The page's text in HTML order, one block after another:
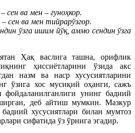
сен ва мен – гуноҳкор.
сен ва мен тийрарўзгор.
ўзга ишим йўқ, аммо сендин ўзга
Ҳақ васлига ташна, орифлик
ҳиссиётларини ўзида акс
назм ва наср хусусиятларини
ўзига хос мусиқий оҳанги, сажъ
фойдаланилганлиги унинг бадиий
деб айтиш мумкин. Мазкур
хусусиятлари билан мумтоз
сифатида ўз ўрнига эгадир.